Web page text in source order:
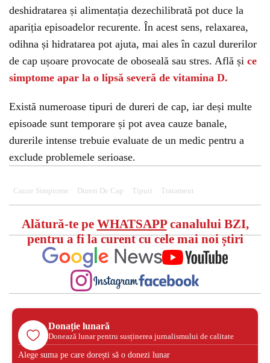
deshidratarea și alimentația dezechilibrată pot duce la
apariția episoadelor recurente. În acest sens, relaxarea,
odihna și hidratarea pot ajuta, mai ales în cazul durerilor
de cap ușoare provocate de oboseală sau stres. Află și ce
simptome apar la o lipsă severă de vitamina D.
Există numeroase tipuri de dureri de cap, iar deși multe
episoade sunt temporare și pot avea cauze banale,
durerile intense trebuie evaluate de un medic pentru a
exclude problemele serioase.
Cauze Simptome Dureri De Cap Tipuri Tratament
Alătură-te pe WHATSAPPcanalului BZI,
pentru a fi la curent cu cele mai noi știri
Donație lunară
Donează lunar pentru susținerea jurnalismului de calitate
Alege suma pe care dorești să o donezi lunar